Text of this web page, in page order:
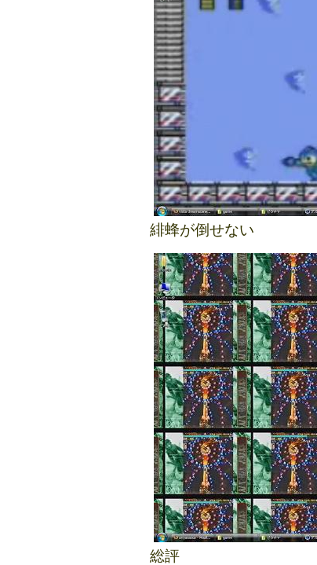
緋蜂が倒せない
総評